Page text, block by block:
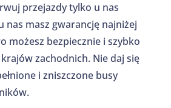
przejazdy tylko u nas
nas masz gwarancję najniżej
możesz bezpiecznie i szybko
zachodnich. Nie daj się
i zniszczone busy